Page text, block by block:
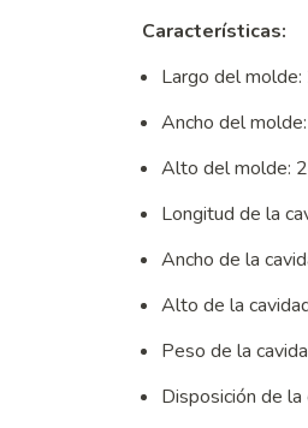
Características:
Largo del
Ancho del
Alto del molde:
Longitud de la
Ancho de la
Alto de la
Peso de la
Disposición de